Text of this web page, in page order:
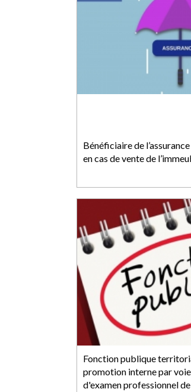
Bénéficiaire de
en cas de vente de
Fonction publique
promotion interne par
d'examen professionnel